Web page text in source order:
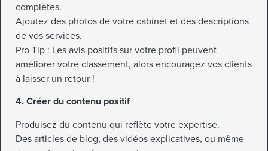
complètes.
Ajoutez des photos de votre cabinet et des descriptions
de vos services.
Pro Tip : Les avis positifs sur votre profil peuvent
améliorer votre classement, alors encouragez vos clients
à laisser un retour !
4. Créer du contenu positif
Produisez du contenu qui reflète votre expertise.
Des articles de blog, des vidéos explicatives, ou même